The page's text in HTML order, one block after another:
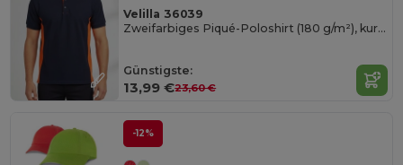
Velilla 36039
Zweifarbiges Piqué-Poloshirt (180 g/m²), kurzärmelig, aus Baumwolle (60%) und Polyester (40%)
Günstigste:
13,99 €23,60 €
-12%